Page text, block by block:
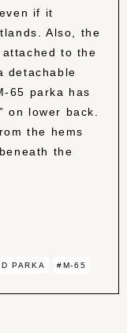
if it
Also, the
to the
detachable
65 parka has
on lower back.
the hems
the
PARKA #M-65